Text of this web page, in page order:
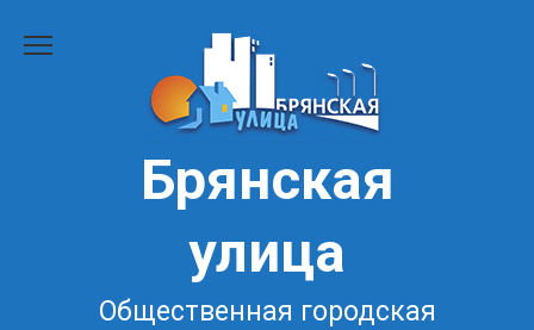
Брянская
улица
Общественная городская